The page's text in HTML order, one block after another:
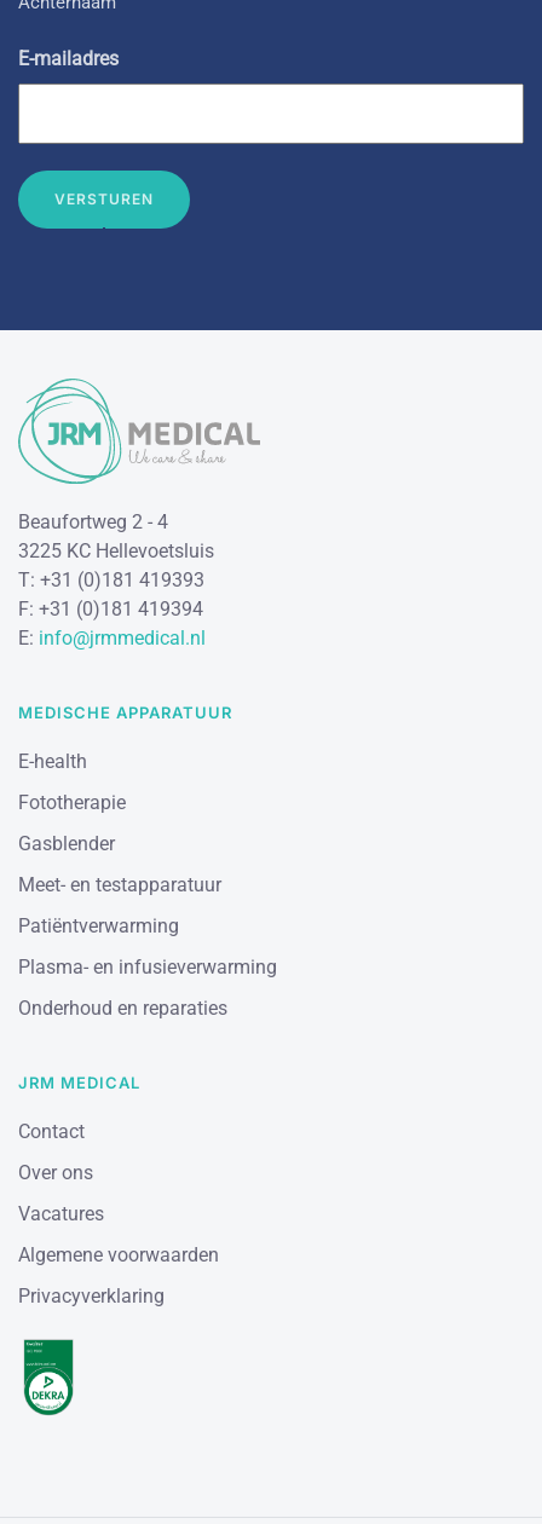
E-mailadres
VERSTUREN
Beaufortweg 2 - 4
3225 KC Hellevoetsluis
T: +31 (0)181 419393
F: +31 (0)181 419394
E: info@jrmmedical.nl
MEDISCHE APPARATUUR
E-health
Fototherapie
Gasblender
Meet- en testapparatuur
Patiëntverwarming
Plasma- en infusieverwarming
Onderhoud en reparaties
JRM MEDICAL
Contact
Over ons
Vacatures
Algemene voorwaarden
Privacyverklaring